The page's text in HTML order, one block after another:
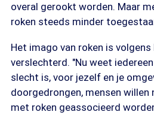
overal gerookt worden. Maar
roken steeds minder
Het imago van roken is
verslechterd. "Nu weet
slecht is, voor jezelf en je
doorgedrongen, mensen willen
met roken geassocieerd